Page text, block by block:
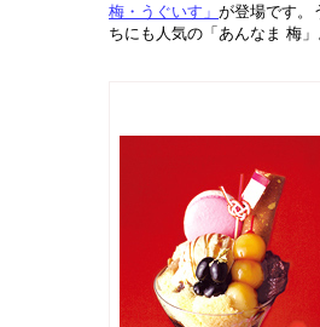
梅・うぐいす」 が登場です。
ちにも人気の「あんなま 梅